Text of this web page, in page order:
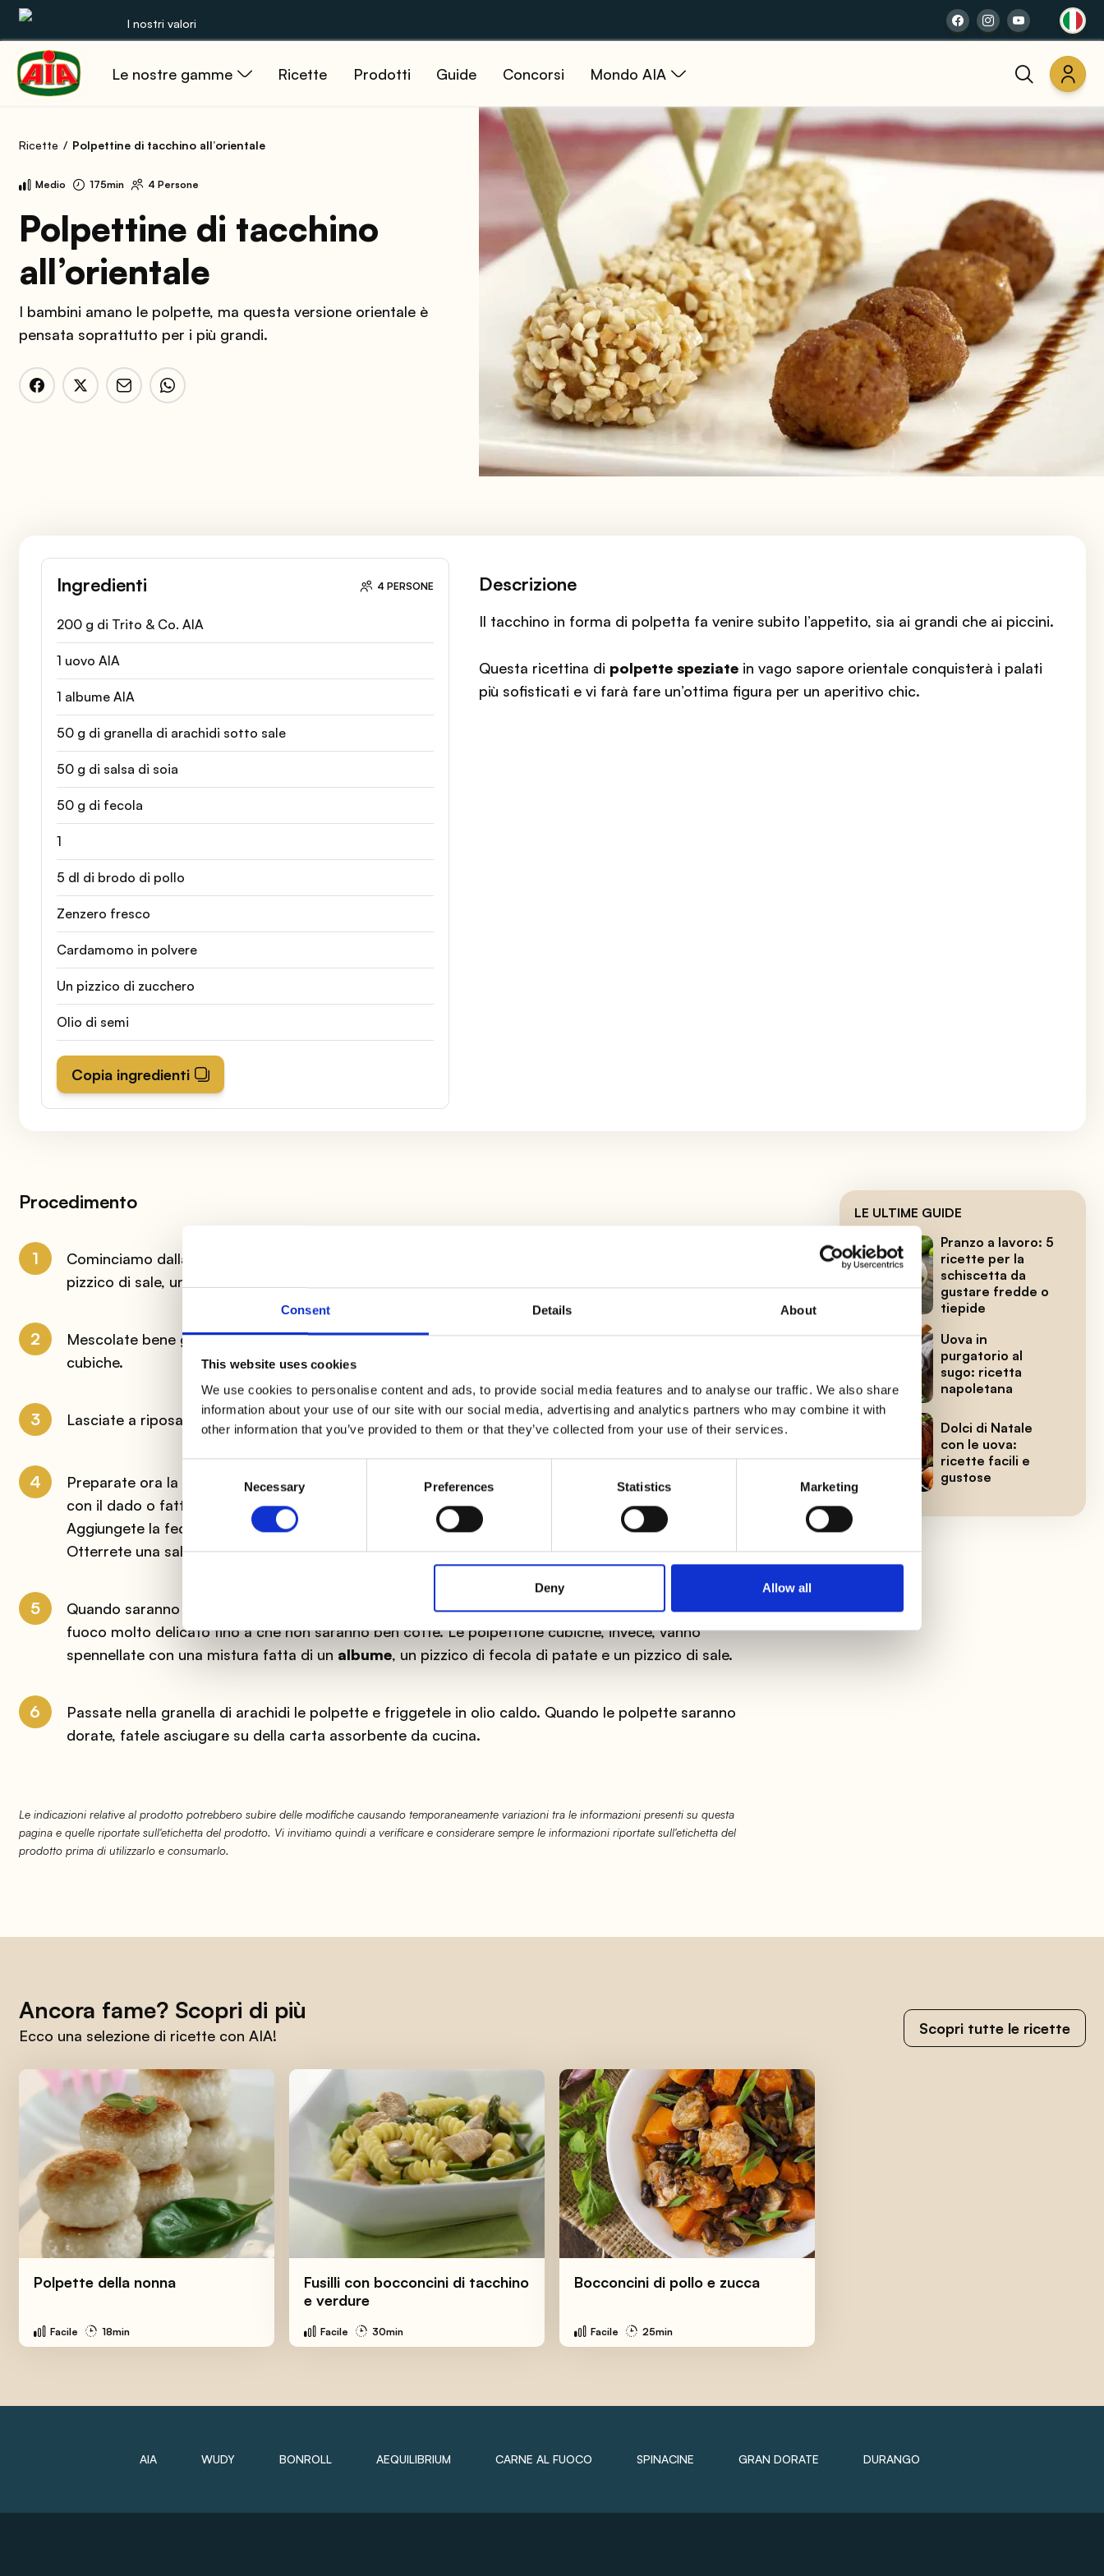
Consent Details About
This website uses cookies
We use cookies to personalise content and ads, to provide social media features and to analyse our traffic. We also share
information about your use of our site with our social media, advertising and analytics partners who may combine it with
other information that you’ve provided to them or that they’ve collected from your use of their services.
Necessary Preferences Statistics Marketing
Deny Allow all
I nostri valori
Le nostre gamme Ricette Prodotti Guide Concorsi Mondo AIA
Le nostre gamme
Guide
Concorsi
Mondo AIA
Ricette Polpettine di tacchino all’orientale
Medio 175min 4 Persone
Polpettine di tacchino
all’orientale
I bambini amano le polpette, ma questa versione orientale è
pensata soprattutto per i più grandi.
Ingredienti 4 PERSONE
200 g di Trito & Co. AIA
1 uovo AIA
1 albume AIA
50 g di granella di arachidi sotto sale
50 g di salsa di soia
50 g di fecola
1
5 dl di brodo di pollo
Zenzero fresco
Cardamomo in polvere
Un pizzico di zucchero
Olio di semi
Copia ingredienti
Descrizione
Il tacchino in forma di polpetta fa venire subito l’appetito, sia ai grandi che ai piccini.
Questa ricettina di polpette speziate in vago sapore orientale conquisterà i palati
più sofisticati e vi farà fare un’ottima figura per un aperitivo chic.
Procedimento
1 Cominciamo dalla base di queste
pizzico di sale, uno di zucchero e mezzo cucchiaino di cardamomo.
2
Mescolate bene gli ingredienti e create, con metà impasto, delle palline e con l’altra metà delle forme
cubiche.
3 Lasciate a riposare in frigo per 2 ore.
4
Preparate ora la salsina che vi servirà per le polpette sferiche: mescolate il brodo di pollo, ottenuto
con il dado o fatto in casa, ai 50 grammi di
salsa di soiae a una grattugiata di zenzero
Aggiungete la fecola di patate setacciata e mescolate facendo attenzione a non formare grumi.
Otterrete una salsa lucida e densa.
5
Quando saranno trascorse due ore, sistemate le polpette sferiche in questa salsa e fate cuocere a
fuoco molto delicato fino a che non saranno ben cotte. Le polpettone cubiche, invece, vanno
spennellate con una mistura fatta di un albume, un pizzico di fecola di patate e un pizzico di sale.
6
Passate nella granella di arachidi le polpette e friggetele in olio caldo. Quando le polpette saranno
dorate, fatele asciugare su della carta assorbente da cucina.
Le indicazioni relative al prodotto potrebbero subire delle modifiche causando temporaneamente variazioni tra le informazioni presenti su questa
pagina e quelle riportate sull'etichetta del prodotto. Vi invitiamo quindi a verificare e considerare sempre le informazioni riportate sull'etichetta del
prodotto prima di utilizzarlo e consumarlo.
LE ULTIME GUIDE
Pranzo a lavoro: 5
ricette per la
schiscetta da
gustare fredde o
tiepide
Uova in
purgatorio al
sugo: ricetta
napoletana
Dolci di Natale
con le uova:
ricette facili e
gustose
Ancora fame? Scopri di più
Ecco una selezione di ricette con AIA! Scopri tutte le ricette
Polpette della nonna
Facile 18min
Fusilli con bocconcini di tacchino
e verdure
Facile 30min
Bocconcini di pollo e zucca
Facile 25min
AIA WUDY BONROLL AEQUILIBRIUM CARNE AL FUOCO SPINACINE GRAN DORATE DURANGO